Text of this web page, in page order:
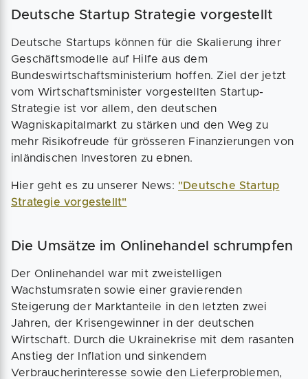
Deutsche Startup Strategie vorgestellt
Deutsche Startups können für die Skalierung ihrer
Geschäftsmodelle auf Hilfe aus dem
Bundeswirtschaftsministerium hoffen. Ziel der jetzt
vom Wirtschaftsminister vorgestellten Startup-
Strategie ist vor allem, den deutschen
Wagniskapitalmarkt zu stärken und den Weg zu
mehr Risikofreude für grösseren Finanzierungen von
inländischen Investoren zu ebnen.
Hier geht es zu unserer News: "Deutsche Startup
Strategie vorgestellt"
Die Umsätze im Onlinehandel schrumpfen
Der Onlinehandel war mit zweistelligen
Wachstumsraten sowie einer gravierenden
Steigerung der Marktanteile in den letzten zwei
Jahren, der Krisengewinner in der deutschen
Wirtschaft. Durch die Ukrainekrise mit dem rasanten
Anstieg der Inflation und sinkendem
Verbraucherinteresse sowie den Lieferproblemen,